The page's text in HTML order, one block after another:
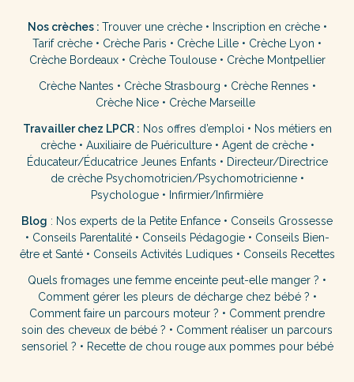
Nos crèches : Trouver une crèche• Inscription en crèche•
Tarif crèche • Crèche Paris • Crèche Lille • Crèche Lyon •
Crèche Bordeaux• Crèche Toulouse• Crèche Montpellier
Crèche Nantes • Crèche Strasbourg • Crèche Rennes •
Crèche Nice • Crèche Marseille
Travailler chez LPCR : Nos offres d’emploi • Nos métiers en
crèche• Auxiliaire de Puériculture• Agent de crèche•
Éducateur/Éducatrice Jeunes Enfants • Directeur/Directrice
de crèche Psychomotricien/Psychomotricienne•
Psychologue • Infirmier/Infirmière
Blog : Nos experts de la Petite Enfance • Conseils Grossesse
• Conseils Parentalité• Conseils Pédagogie• Conseils Bien-
être et Santé• Conseils Activités Ludiques • Conseils Recettes
Quels fromages une femme enceinte peut-elle manger ? •
Comment gérer les pleurs de décharge chez bébé ? •
Comment faire un parcours moteur ? • Comment prendre
soin des cheveux de bébé ? • Comment réaliser un parcours
sensoriel ? • Recette de chou rouge aux pommes pour bébé